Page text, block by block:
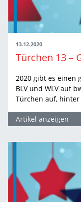
13.12.2020
Türchen 13 –
2020 gibt es einen
BLV und WLV auf
Türchen auf,
Artikel anzeigen